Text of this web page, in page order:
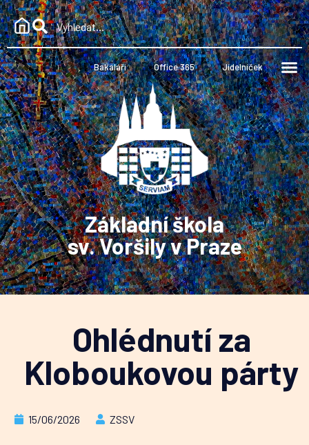
Bakaláři Office 365 Jídelníček
Základní škola
sv. Voršily v Praze
Ohlédnutí za
Kloboukovou párty
15/06/2026 ZSSV